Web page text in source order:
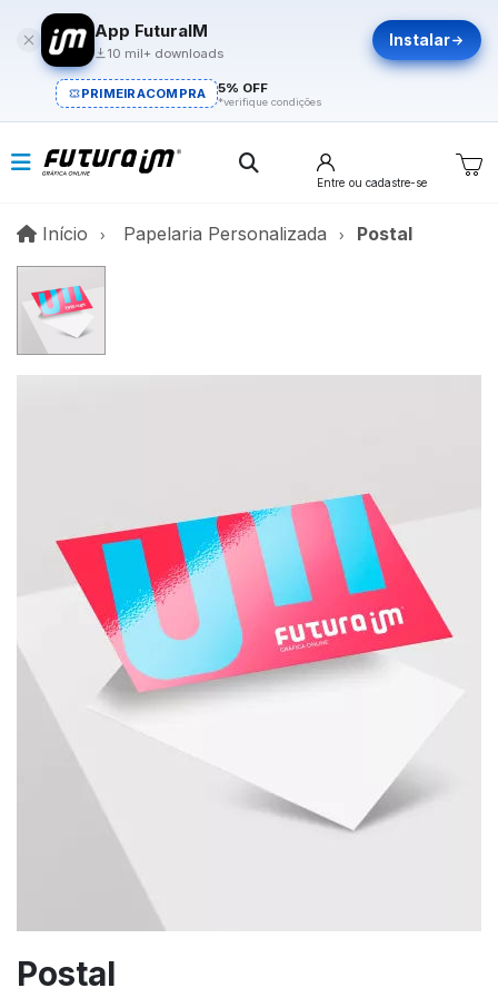
App FuturaIM
10 mil+ downloads
Instalar
PRIMEIRACOMPRA 5% OFF
*verifique condições
Entre ou cadastre-se
Início InícioPapelaria Personalizada Postal
Postal